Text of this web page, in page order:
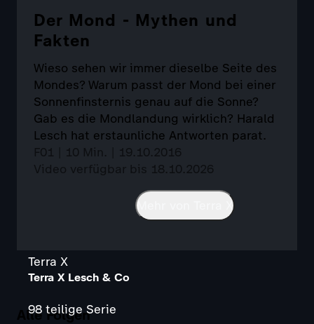
Der Mond - Mythen und
Fakten
Wieso sehen wir immer dieselbe Seite des
Mondes? Warum passt der Mond bei einer
Sonnenfinsternis genau auf die Sonne?
Gab es die Mondlandung wirklich? Harald
Lesch hat erstaunliche Antworten parat.
F01 | 10 Min. | 19.10.2016
Video verfügbar bis 18.10.2026
Mehr von Terra X
Alle Folgen
Terra X
Terra X Lesch & Co
98 teilige Serie